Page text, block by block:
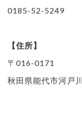
0185-52-5249
【住所】
〒016-0171
秋田県能代市河戸